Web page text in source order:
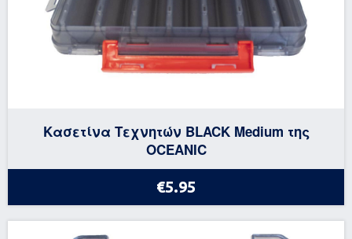
Κασετίνα Τεχνητών BLACK Medium της
OCEANIC
€5.95